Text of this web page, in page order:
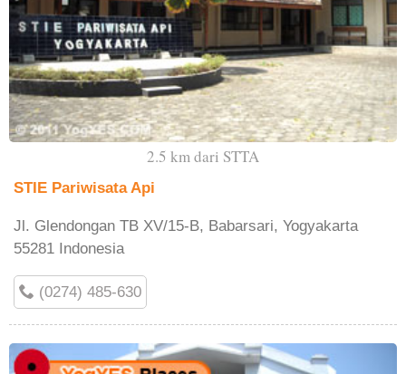
2.5 km dari STTA
STIE Pariwisata Api
Jl. Glendongan TB XV/15-B, Babarsari, Yogyakarta
55281 Indonesia
(0274) 485-630